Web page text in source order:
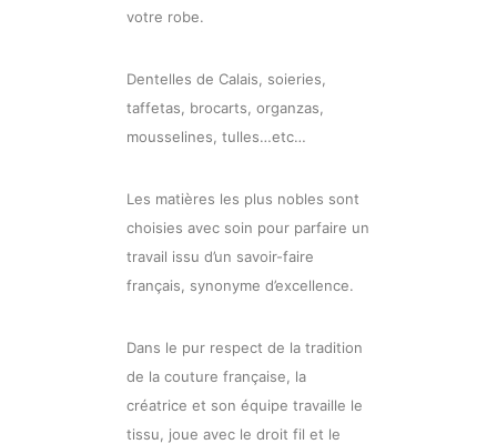
votre robe.
Dentelles de Calais, soieries,
taffetas, brocarts, organzas,
mousselines, tulles…etc…
Les matières les plus nobles sont
choisies avec soin pour parfaire un
travail issu d’un savoir-faire
français, synonyme d’excellence.
Dans le pur respect de la tradition
de la couture française, la
créatrice et son équipe travaille le
tissu, joue avec le droit fil et le